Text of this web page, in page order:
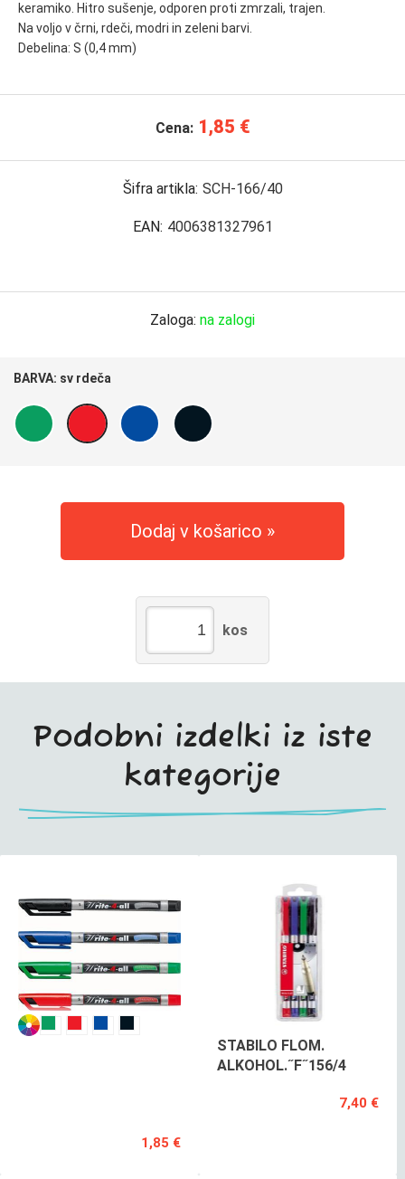
keramiko. Hitro sušenje, odporen proti zmrzali, trajen.
Na voljo v črni, rdeči, modri in zeleni barvi.
Debelina: S (0,4 mm)
Cena: 1,85 €
Šifra artikla: SCH-166/40
EAN: 4006381327961
Zaloga: na zalogi
BARVA: sv rdeča
Dodaj v košarico
kos
Podobni izdelki iz iste
kategorije
1,85 €
STABILO FLOM.
ALKOHOL.˝F˝156/4
7,40 €